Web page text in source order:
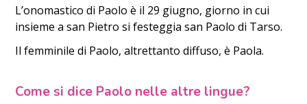
L’onomastico di Paolo è il 29 giugno, giorno in cui
insieme a san Pietro si festeggia san Paolo di Tarso.
Il femminile di Paolo, altrettanto diffuso, è Paola.
Come si dice Paolo nelle altre lingue?